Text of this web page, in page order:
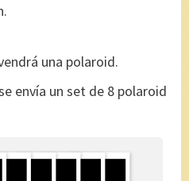
una polaroid.
envía un set de 8 polaroid